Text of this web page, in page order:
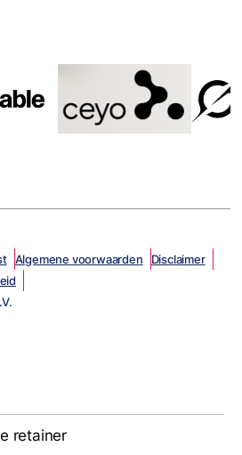
Algemene voorwaarden
Disclaimer
retainer